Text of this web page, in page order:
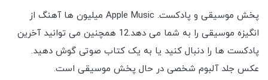
پخش موسیقی و پادکست. Apple Music میلیون ها آهنگ از
انگیزه موسیقی را به شما می دهد.12 همچنین می توانید آخرین
پادکست ها را دنبال کنید یا به یک کتاب صوتی گوش دهید.
عکس جلد آلبوم شخصی در حال پخش موسیقی است.